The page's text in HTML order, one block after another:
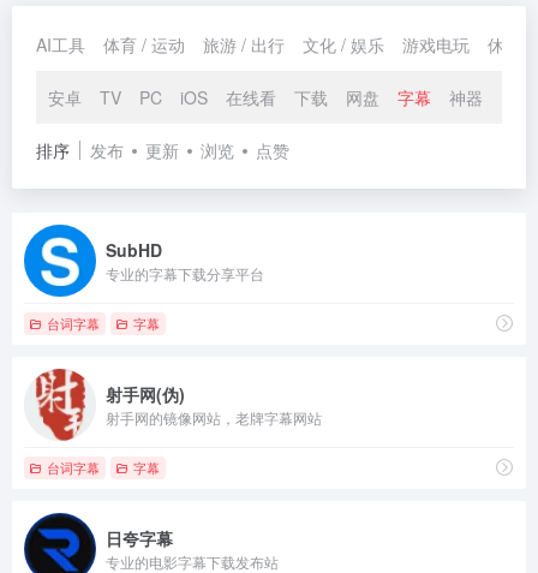
AI工具 体育 / 运动 旅游 / 出行 文化 / 娱乐 游戏电玩 休闲 /
安卓 TV PC iOS 在线看 下载 网盘 字幕 神器
排序 发布 更新 浏览 点赞
SubHD
专业的字幕下载分享平台
台词字幕 字幕
射手网(伪)
射手网的镜像网站，老牌字幕网站
台词字幕 字幕
日夸字幕
专业的电影字幕下载发布站